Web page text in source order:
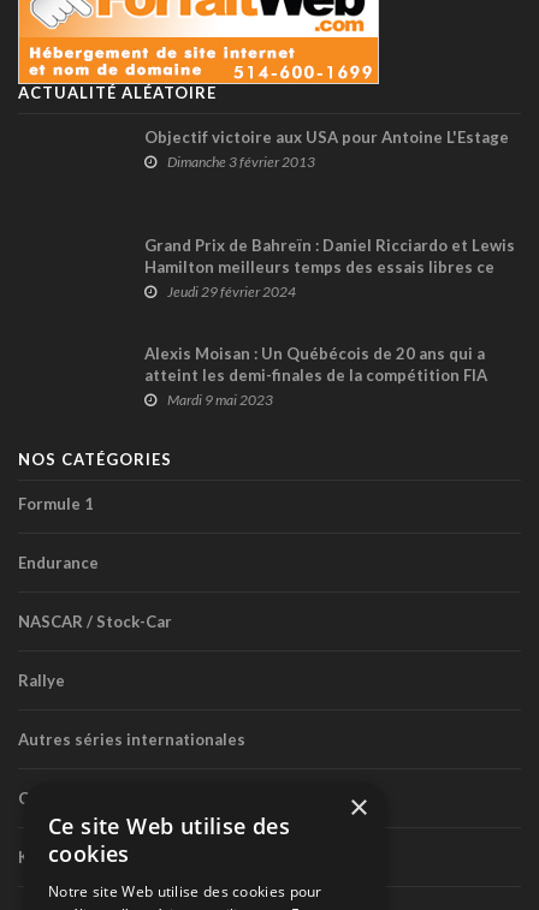
ACTUALITÉ ALÉATOIRE
Objectif victoire aux USA pour Antoine L'Estage
Dimanche 3 février 2013
Grand Prix de Bahreïn : Daniel Ricciardo et Lewis
Hamilton meilleurs temps des essais libres ce
jeudi; Lance Stroll Top 8
Jeudi 29 février 2024
Alexis Moisan : Un Québécois de 20 ans qui a
atteint les demi-finales de la compétition FIA
Rallystar America
Mardi 9 mai 2023
NOS CATÉGORIES
Formule 1
Endurance
NASCAR / Stock-Car
Rallye
Autres séries internationales
Circuit routier canadien
Karting
×
Ce site Web utilise des
cookies
Notre site Web utilise des cookies pour